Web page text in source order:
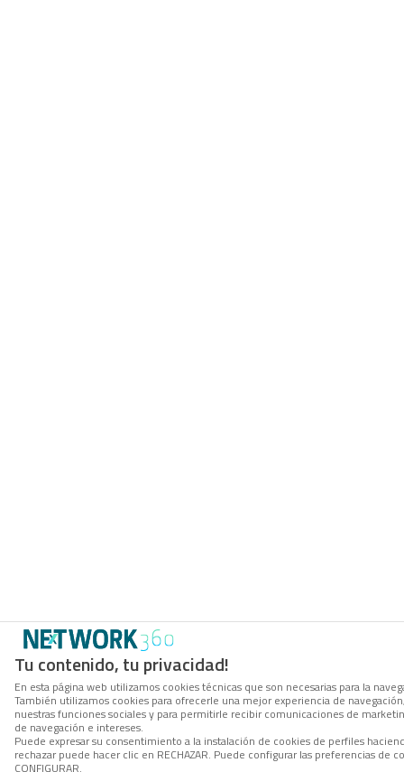
Tu contenido, tu privacidad!
En esta página web utilizamos cookies técnicas que son necesarias para la
También utilizamos cookies para ofrecerle una mejor experiencia de
nuestras funciones sociales y para permitirle recibir comunicaciones de
de navegación e intereses.
Puede expresar su consentimiento a la instalación de cookies de perfiles
rechazar puede hacer clic en RECHAZAR. Puede configurar las preferencias de
CONFIGURAR.